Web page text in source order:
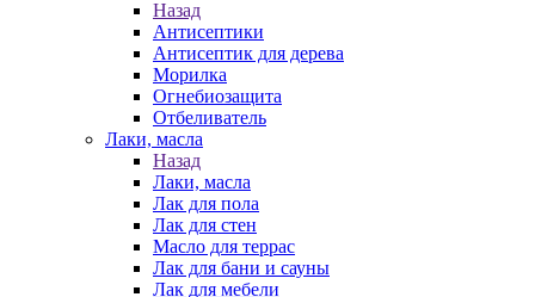
Назад
Антисептики
Антисептик для дерева
Морилка
Огнебиозащита
Отбеливатель
Лаки, масла
Назад
Лаки, масла
Лак для пола
Лак для стен
Масло для террас
Лак для бани и сауны
Лак для мебели